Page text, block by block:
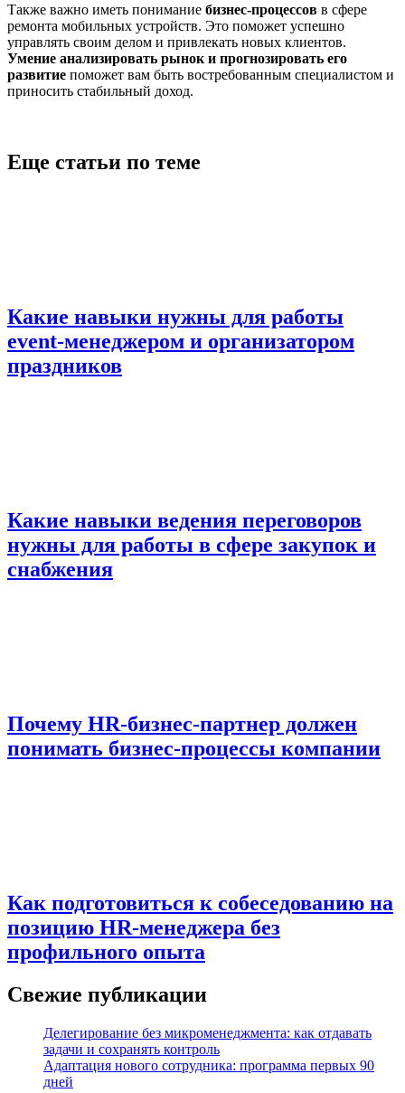
Также важно иметь понимание бизнес-процессов в сфере
ремонта мобильных устройств. Это поможет успешно
управлять своим делом и привлекать новых клиентов.
Умение анализировать рынок и прогнозировать его
развитие поможет вам быть востребованным специалистом и
приносить стабильный доход.
Еще статьи по теме
Какие навыки нужны для работы
event-менеджером и организатором
праздников
Какие навыки ведения переговоров
нужны для работы в сфере закупок и
снабжения
Почему HR-бизнес-партнер должен
понимать бизнес-процессы компании
Как подготовиться к собеседованию на
позицию HR-менеджера без
профильного опыта
Свежие публикации
Делегирование без микроменеджмента: как отдавать
задачи и сохранять контроль
Адаптация нового сотрудника: программа первых 90
дней